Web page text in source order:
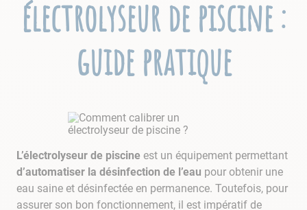
électrolyseur de piscine :
guide pratique
L’électrolyseur de piscine est un équipement permettant
d’automatiser la désinfection de l’eau pour obtenir une
eau saine et désinfectée en permanence. Toutefois, pour
assurer son bon fonctionnement, il est impératif de
aspirateur
chlore
tuyau
aspirateur piscine
10. chlore choc